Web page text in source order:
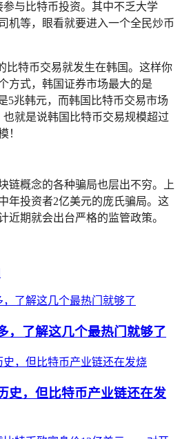
与比特币投资。其中不乏大学
机等，眼看就要进入一个全民炒币
比特币交易就发生在韩国。这样你
方式，韩国证券市场最大的是
5兆韩元，而韩国比特币交易市场
就是说韩国比特币交易规模超过
！
链概念的各种骗局也层出不穷。上
年投资者2亿美元的庞氏骗局。这
近期就会出台严格的监管政策。
，了解这几个最热门就够了
史，但比特币产业链还在发